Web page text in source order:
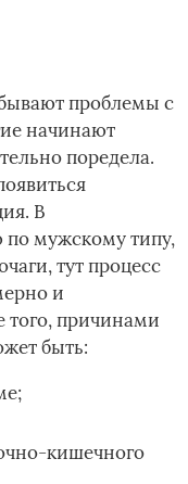
проблемы с
начинают
поредела.
В
мужскому типу,
тут процесс
и
того, причинами
быть:
кишечного